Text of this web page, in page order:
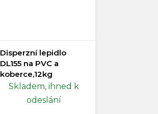
Disperzní lepidlo
DL155 na PVC a
koberce,12kg
Skladem, ihned k
odeslání